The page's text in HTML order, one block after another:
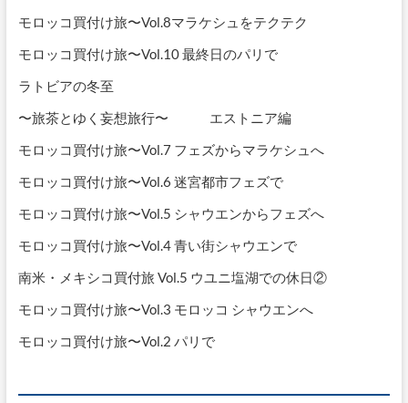
モロッコ買付け旅〜Vol.8マラケシュをテクテク
モロッコ買付け旅〜Vol.10 最終日のパリで
ラトビアの冬至
〜旅茶とゆく妄想旅行〜 エストニア編
モロッコ買付け旅〜Vol.7 フェズからマラケシュへ
モロッコ買付け旅〜Vol.6 迷宮都市フェズで
モロッコ買付け旅〜Vol.5 シャウエンからフェズへ
モロッコ買付け旅〜Vol.4 青い街シャウエンで
南米・メキシコ買付旅 Vol.5 ウユニ塩湖での休日②
モロッコ買付け旅〜Vol.3 モロッコ シャウエンへ
モロッコ買付け旅〜Vol.2 パリで